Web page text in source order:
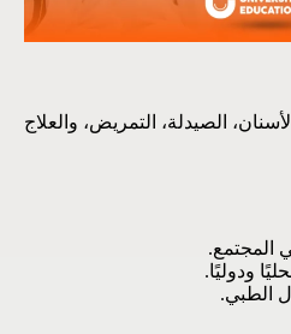
الصيدلة، التمريض، والعلاج
المجتمع.
ودوليًا.
الطبي.